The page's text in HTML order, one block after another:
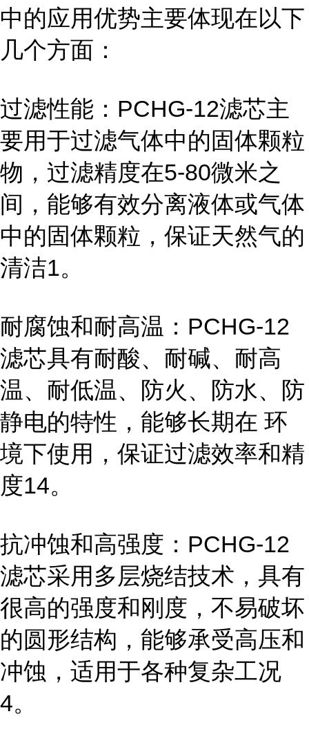
中的应用优势主要体现在以下
几个方面：
过滤性能：PCHG-12滤芯主
要用于过滤气体中的固体颗粒
物，过滤精度在5-80微米之
间，能够有效分离液体或气体
中的固体颗粒，保证天然气的
清洁1。
耐腐蚀和耐高温：PCHG-12
滤芯具有耐酸、耐碱、耐高
温、耐低温、防火、防水、防
静电的特性，能够长期在 环
境下使用，保证过滤效率和精
度14。
抗冲蚀和高强度：PCHG-12
滤芯采用多层烧结技术，具有
很高的强度和刚度，不易破坏
的圆形结构，能够承受高压和
冲蚀，适用于各种复杂工况
4。